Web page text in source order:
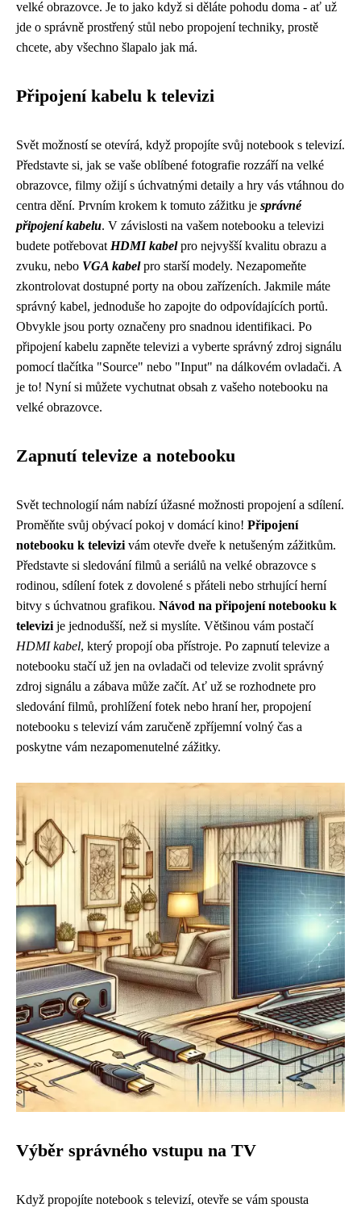
velké obrazovce. Je to jako když si děláte pohodu doma - ať už
jde o správně prostřený stůl nebo propojení techniky, prostě
chcete, aby všechno šlapalo jak má.
Připojení kabelu k televizi
Svět možností se otevírá, když propojíte svůj notebook s televizí.
Představte si, jak se vaše oblíbené fotografie rozzáří na velké
obrazovce, filmy ožijí s úchvatnými detaily a hry vás vtáhnou do
centra dění. Prvním krokem k tomuto zážitku je správné
připojení kabelu. V závislosti na vašem notebooku a televizi
budete potřebovat HDMI kabelpro nejvyšší kvalitu obrazu a
zvuku, nebo VGA kabelpro starší modely. Nezapomeňte
zkontrolovat dostupné porty na obou zařízeních. Jakmile máte
správný kabel, jednoduše ho zapojte do odpovídajících portů.
Obvykle jsou porty označeny pro snadnou identifikaci. Po
připojení kabelu zapněte televizi a vyberte správný zdroj signálu
pomocí tlačítka "Source" nebo "Input" na dálkovém ovladači. A
je to! Nyní si můžete vychutnat obsah z vašeho notebooku na
velké obrazovce.
Zapnutí televize a notebooku
Svět technologií nám nabízí úžasné možnosti propojení a sdílení.
Proměňte svůj obývací pokoj v domácí kino! Připojení
notebooku k televizi vám otevře dveře k netušeným zážitkům.
Představte si sledování filmů a seriálů na velké obrazovce s
rodinou, sdílení fotek z dovolené s přáteli nebo strhující herní
bitvy s úchvatnou grafikou. Návod na připojení notebooku k
televizi je jednodušší, než si myslíte. Většinou vám postačí
HDMI kabel, který propojí oba přístroje. Po zapnutí televize a
notebooku stačí už jen na ovladači od televize zvolit správný
zdroj signálu a zábava může začít. Ať už se rozhodnete pro
sledování filmů, prohlížení fotek nebo hraní her, propojení
notebooku s televizí vám zaručeně zpříjemní volný čas a
poskytne vám nezapomenutelné zážitky.
Výběr správného vstupu na TV
Když propojíte notebook s televizí, otevře se vám spousta